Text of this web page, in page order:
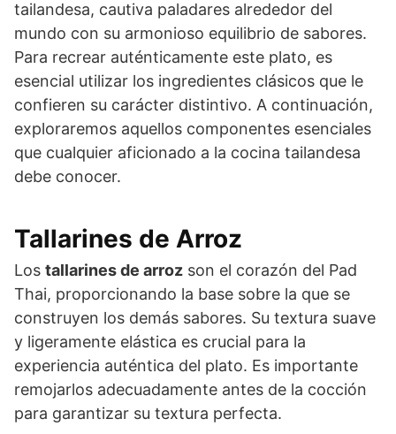
tailandesa, cautiva paladares alrededor del
mundo con su armonioso equilibrio de sabores.
Para recrear auténticamente este plato, es
esencial utilizar los ingredientes clásicos que le
confieren su carácter distintivo. A continuación,
exploraremos aquellos componentes esenciales
que cualquier aficionado a la cocina tailandesa
debe conocer.
Tallarines de Arroz
Los tallarines de arroz son el corazón del Pad
Thai, proporcionando la base sobre la que se
construyen los demás sabores. Su textura suave
y ligeramente elástica es crucial para la
experiencia auténtica del plato. Es importante
remojarlos adecuadamente antes de la cocción
para garantizar su textura perfecta.